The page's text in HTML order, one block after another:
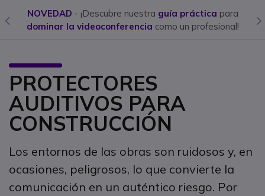
Compra aquí losmejores Walkies con licenciay
programación personalizada
PROTECTORES
AUDITIVOS PARA
CONSTRUCCIÓN
Los entornos de las obras son ruidosos y, en
ocasiones, peligrosos, lo que convierte la
comunicación en un auténtico riesgo. Por